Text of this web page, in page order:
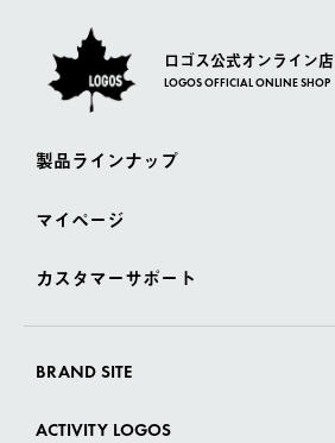
ロゴス公式オンライン店
LOGOS OFFICIAL ONLINE SHOP
製品ラインナップ
マイページ
カスタマーサポート
BRAND SITE
ACTIVITY LOGOS